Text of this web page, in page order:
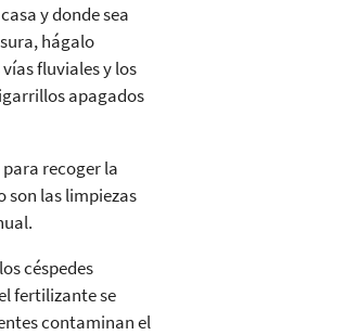
y donde sea
hágalo
fluviales y los
apagados
recoger la
son las limpiezas
céspedes
fertilizante se
contaminan el